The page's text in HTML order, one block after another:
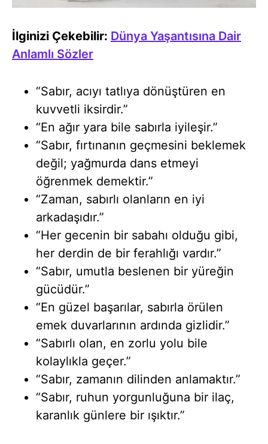
İlginizi Çekebilir: Dünya Yaşantısına Dair
Anlamlı Sözler
“Sabır, acıyı tatlıya dönüştüren en
kuvvetli iksirdir.”
“En ağır yara bile sabırla iyileşir.”
“Sabır, fırtınanın geçmesini beklemek
değil; yağmurda dans etmeyi
öğrenmek demektir.”
“Zaman, sabırlı olanların en iyi
arkadaşıdır.”
“Her gecenin bir sabahı olduğu gibi,
her derdin de bir ferahlığı vardır.”
“Sabır, umutla beslenen bir yüreğin
gücüdür.”
“En güzel başarılar, sabırla örülen
emek duvarlarının ardında gizlidir.”
“Sabırlı olan, en zorlu yolu bile
kolaylıkla geçer.”
“Sabır, zamanın dilinden anlamaktır.”
“Sabır, ruhun yorgunluğuna bir ilaç,
karanlık günlere bir ışıktır.”